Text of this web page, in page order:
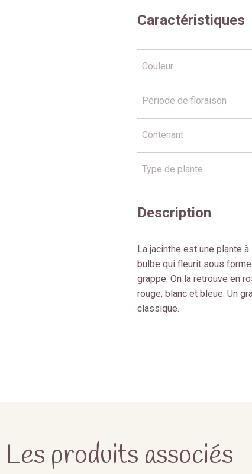
Caractéristiques
Couleur
Période de floraison
Contenant
Type de plante
Description
La jacinthe est une plante à
bulbe qui fleurit sous
grappe. On la retrouve en
rouge, blanc et bleue. Un
classique.
Les produits associés